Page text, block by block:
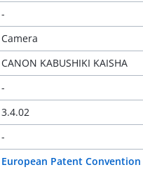
-
Camera
CANON KABUSHIKI KAISHA
-
3.4.02
-
European Patent Convention